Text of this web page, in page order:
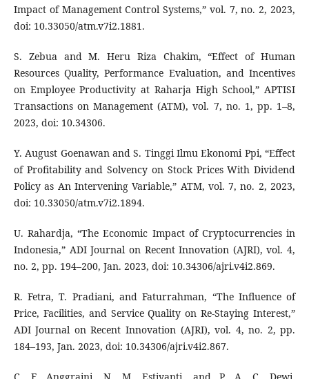
Impact of Management Control Systems,” vol. 7, no. 2, 2023,
doi: 10.33050/atm.v7i2.1881.
S. Zebua and M. Heru Riza Chakim, “Effect of Human
Resources Quality, Performance Evaluation, and Incentives
on Employee Productivity at Raharja High School,” APTISI
Transactions on Management (ATM), vol. 7, no. 1, pp. 1–8,
2023, doi: 10.34306.
Y. August Goenawan and S. Tinggi Ilmu Ekonomi Ppi, “Effect
of Profitability and Solvency on Stock Prices With Dividend
Policy as An Intervening Variable,” ATM, vol. 7, no. 2, 2023,
doi: 10.33050/atm.v7i2.1894.
U. Rahardja, “The Economic Impact of Cryptocurrencies in
Indonesia,” ADI Journal on Recent Innovation (AJRI), vol. 4,
no. 2, pp. 194–200, Jan. 2023, doi: 10.34306/ajri.v4i2.869.
R. Fetra, T. Pradiani, and Faturrahman, “The Influence of
Price, Facilities, and Service Quality on Re-Staying Interest,”
ADI Journal on Recent Innovation (AJRI), vol. 4, no. 2, pp.
184–193, Jan. 2023, doi: 10.34306/ajri.v4i2.867.